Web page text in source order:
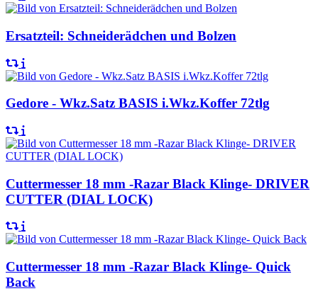
Ersatzteil: Schneiderädchen und Bolzen
Gedore - Wkz.Satz BASIS i.Wkz.Koffer 72tlg
Cuttermesser 18 mm -Razar Black Klinge- DRIVER
CUTTER (DIAL LOCK)
Cuttermesser 18 mm -Razar Black Klinge- Quick
Back